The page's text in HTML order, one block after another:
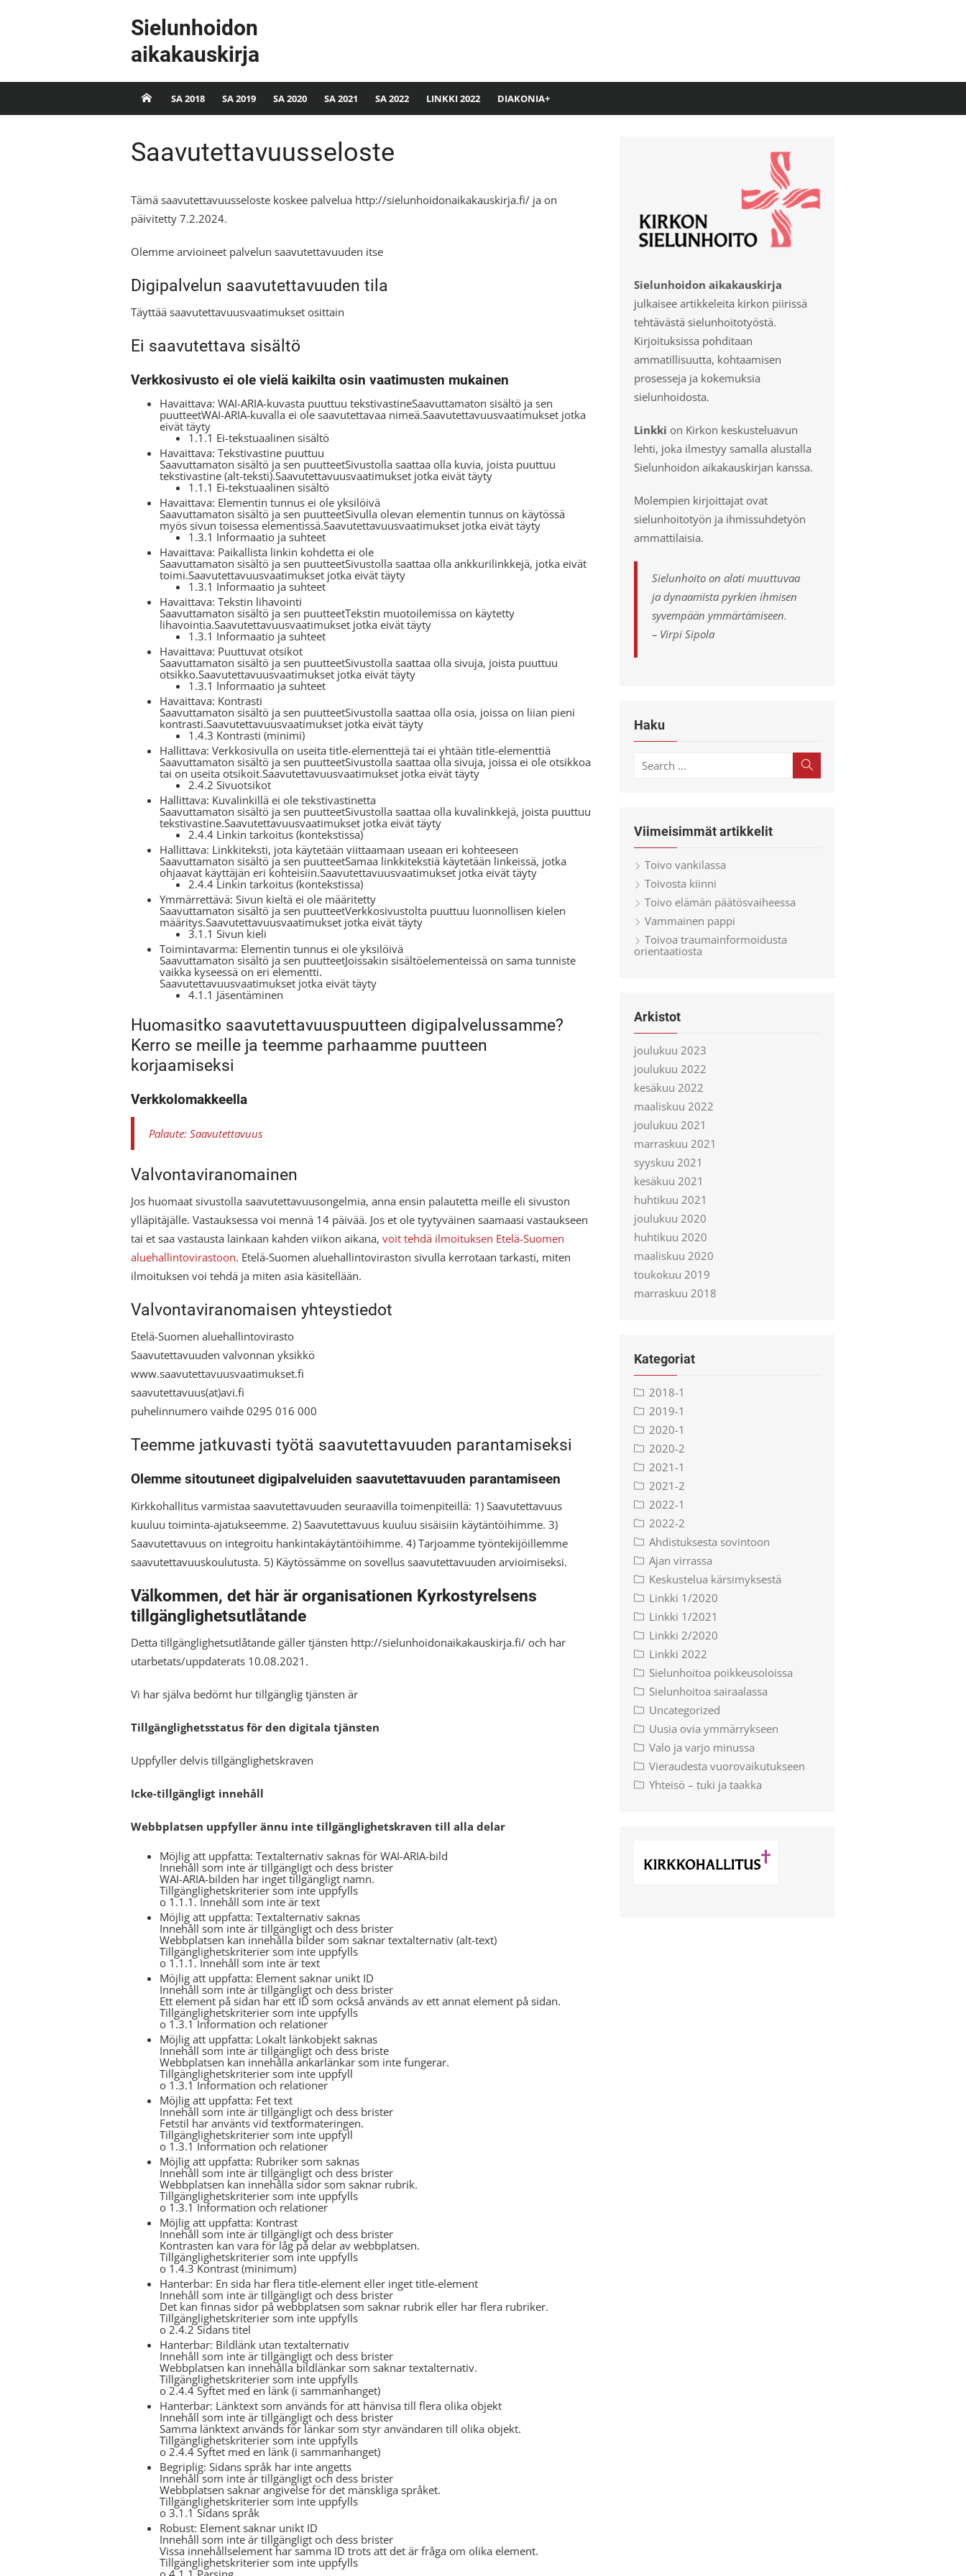
Sielunhoidon
aikakauskirja
SA 2018 SA 2019 SA 2020 SA 2021 SA 2022 LINKKI 2022 DIAKONIA+
Saavutettavuusseloste
Tämä saavutettavuusseloste koskee palvelua http://sielunhoidonaikakauskirja.fi/ ja on
päivitetty 7.2.2024.
Olemme arvioineet palvelun saavutettavuuden itse
Digipalvelun saavutettavuuden tila
Täyttää saavutettavuusvaatimukset osittain
Ei saavutettava sisältö
Verkkosivusto ei ole vielä kaikilta osin vaatimusten mukainen
Havaittava: WAI-ARIA-kuvasta puuttuu tekstivastineSaavuttamaton sisältö ja sen
puutteetWAI-ARIA-kuvalla ei ole saavutettavaa nimeä.Saavutettavuusvaatimukset jotka
eivät täyty
1.1.1 Ei-tekstuaalinen sisältö
Havaittava: Tekstivastine puuttuu
Saavuttamaton sisältö ja sen puutteetSivustolla saattaa olla kuvia, joista puuttuu
tekstivastine (alt-teksti).Saavutettavuusvaatimukset jotka eivät täyty
1.1.1 Ei-tekstuaalinen sisältö
Havaittava: Elementin tunnus ei ole yksilöivä
Saavuttamaton sisältö ja sen puutteetSivulla olevan elementin tunnus on käytössä
myös sivun toisessa elementissä.Saavutettavuusvaatimukset jotka eivät täyty
1.3.1 Informaatio ja suhteet
Havaittava: Paikallista linkin kohdetta ei ole
Saavuttamaton sisältö ja sen puutteetSivustolla saattaa olla ankkurilinkkejä, jotka eivät
toimi.Saavutettavuusvaatimukset jotka eivät täyty
1.3.1 Informaatio ja suhteet
Havaittava: Tekstin lihavointi
Saavuttamaton sisältö ja sen puutteetTekstin muotoilemissa on käytetty
lihavointia.Saavutettavuusvaatimukset jotka eivät täyty
1.3.1 Informaatio ja suhteet
Havaittava: Puuttuvat otsikot
Saavuttamaton sisältö ja sen puutteetSivustolla saattaa olla sivuja, joista puuttuu
otsikko.Saavutettavuusvaatimukset jotka eivät täyty
1.3.1 Informaatio ja suhteet
Havaittava: Kontrasti
Saavuttamaton sisältö ja sen puutteetSivustolla saattaa olla osia, joissa on liian pieni
kontrasti.Saavutettavuusvaatimukset jotka eivät täyty
1.4.3 Kontrasti (minimi)
Hallittava: Verkkosivulla on useita title-elementtejä tai ei yhtään title-elementtiä
Saavuttamaton sisältö ja sen puutteetSivustolla saattaa olla sivuja, joissa ei ole otsikkoa
tai on useita otsikoit.Saavutettavuusvaatimukset jotka eivät täyty
2.4.2 Sivuotsikot
Hallittava: Kuvalinkillä ei ole tekstivastinetta
Saavuttamaton sisältö ja sen puutteetSivustolla saattaa olla kuvalinkkejä, joista puuttuu
tekstivastine.Saavutettavuusvaatimukset jotka eivät täyty
2.4.4 Linkin tarkoitus (kontekstissa)
Hallittava: Linkkiteksti, jota käytetään viittaamaan useaan eri kohteeseen
Saavuttamaton sisältö ja sen puutteetSamaa linkkitekstiä käytetään linkeissä, jotka
ohjaavat käyttäjän eri kohteisiin.Saavutettavuusvaatimukset jotka eivät täyty
2.4.4 Linkin tarkoitus (kontekstissa)
Ymmärrettävä: Sivun kieltä ei ole määritetty
Saavuttamaton sisältö ja sen puutteetVerkkosivustolta puuttuu luonnollisen kielen
määritys.Saavutettavuusvaatimukset jotka eivät täyty
3.1.1 Sivun kieli
Toimintavarma: Elementin tunnus ei ole yksilöivä
Saavuttamaton sisältö ja sen puutteetJoissakin sisältöelementeissä on sama tunniste
vaikka kyseessä on eri elementti.
Saavutettavuusvaatimukset jotka eivät täyty
4.1.1 Jäsentäminen
Huomasitko saavutettavuuspuutteen digipalvelussamme?
Kerro se meille ja teemme parhaamme puutteen
korjaamiseksi
Verkkolomakkeella
Palaute: Saavutettavuus
Valvontaviranomainen
Jos huomaat sivustolla saavutettavuusongelmia, anna ensin palautetta meille eli sivuston
ylläpitäjälle. Vastauksessa voi mennä 14 päivää. Jos et ole tyytyväinen saamaasi vastaukseen
tai et saa vastausta lainkaan kahden viikon aikana, voit tehdä ilmoituksen Etelä-Suomen
aluehallintovirastoon. Etelä-Suomen aluehallintoviraston sivulla kerrotaan tarkasti, miten
ilmoituksen voi tehdä ja miten asia käsitellään.
Valvontaviranomaisen yhteystiedot
Etelä-Suomen aluehallintovirasto
Saavutettavuuden valvonnan yksikkö
www.saavutettavuusvaatimukset.fi
saavutettavuus(at)avi.fi
puhelinnumero vaihde 0295 016 000
Teemme jatkuvasti työtä saavutettavuuden parantamiseksi
Olemme sitoutuneet digipalveluiden saavutettavuuden parantamiseen
Kirkkohallitus varmistaa saavutettavuuden seuraavilla toimenpiteillä: 1) Saavutettavuus
kuuluu toiminta-ajatukseemme. 2) Saavutettavuus kuuluu sisäisiin käytäntöihimme. 3)
Saavutettavuus on integroitu hankintakäytäntöihimme. 4) Tarjoamme työntekijöillemme
saavutettavuuskoulutusta. 5) Käytössämme on sovellus saavutettavuuden arvioimiseksi.
Välkommen, det här är organisationen Kyrkostyrelsens
tillgänglighetsutlåtande
Detta tillgänglighetsutlåtande gäller tjänsten http://sielunhoidonaikakauskirja.fi/ och har
utarbetats/uppdaterats 10.08.2021.
Vi har själva bedömt hur tillgänglig tjänsten är
Tillgänglighetsstatus för den digitala tjänsten
Uppfyller delvis tillgänglighetskraven
Icke-tillgängligt innehåll
Webbplatsen uppfyller ännu inte tillgänglighetskraven till alla delar
Möjlig att uppfatta: Textalternativ saknas för WAI-ARIA-bild
Innehåll som inte är tillgängligt och dess brister
WAI-ARIA-bilden har inget tillgängligt namn.
Tillgänglighetskriterier som inte uppfylls
o 1.1.1. Innehåll som inte är text
Möjlig att uppfatta: Textalternativ saknas
Innehåll som inte är tillgängligt och dess brister
Webbplatsen kan innehålla bilder som saknar textalternativ (alt-text)
Tillgänglighetskriterier som inte uppfylls
o 1.1.1. Innehåll som inte är text
Möjlig att uppfatta: Element saknar unikt ID
Innehåll som inte är tillgängligt och dess brister
Ett element på sidan har ett ID som också används av ett annat element på sidan.
Tillgänglighetskriterier som inte uppfylls
o 1.3.1 Information och relationer
Möjlig att uppfatta: Lokalt länkobjekt saknas
Innehåll som inte är tillgängligt och dess briste
Webbplatsen kan innehålla ankarlänkar som inte fungerar.
Tillgänglighetskriterier som inte uppfyll
o 1.3.1 Information och relationer
Möjlig att uppfatta: Fet text
Innehåll som inte är tillgängligt och dess brister
Fetstil har använts vid textformateringen.
Tillgänglighetskriterier som inte uppfyll
o 1.3.1 Information och relationer
Möjlig att uppfatta: Rubriker som saknas
Innehåll som inte är tillgängligt och dess brister
Webbplatsen kan innehålla sidor som saknar rubrik.
Tillgänglighetskriterier som inte uppfylls
o 1.3.1 Information och relationer
Möjlig att uppfatta: Kontrast
Innehåll som inte är tillgängligt och dess brister
Kontrasten kan vara för låg på delar av webbplatsen.
Tillgänglighetskriterier som inte uppfylls
o 1.4.3 Kontrast (minimum)
Hanterbar: En sida har flera title-element eller inget title-element
Innehåll som inte är tillgängligt och dess brister
Det kan finnas sidor på webbplatsen som saknar rubrik eller har flera rubriker.
Tillgänglighetskriterier som inte uppfylls
o 2.4.2 Sidans titel
Hanterbar: Bildlänk utan textalternativ
Innehåll som inte är tillgängligt och dess brister
Webbplatsen kan innehålla bildlänkar som saknar textalternativ.
Tillgänglighetskriterier som inte uppfylls
o 2.4.4 Syftet med en länk (i sammanhanget)
Hanterbar: Länktext som används för att hänvisa till flera olika objekt
Innehåll som inte är tillgängligt och dess brister
Samma länktext används för länkar som styr användaren till olika objekt.
Tillgänglighetskriterier som inte uppfylls
o 2.4.4 Syftet med en länk (i sammanhanget)
Begriplig: Sidans språk har inte angetts
Innehåll som inte är tillgängligt och dess brister
Webbplatsen saknar angivelse för det mänskliga språket.
Tillgänglighetskriterier som inte uppfylls
o 3.1.1 Sidans språk
Robust: Element saknar unikt ID
Innehåll som inte är tillgängligt och dess brister
Vissa innehållselement har samma ID trots att det är fråga om olika element.
Tillgänglighetskriterier som inte uppfylls
Sielunhoidon aikakauskirja
julkaisee artikkeleita kirkon piirissä
tehtävästä sielunhoitotyöstä.
Kirjoituksissa pohditaan
ammatillisuutta, kohtaamisen
prosesseja ja kokemuksia
sielunhoidosta.
Linkki on Kirkon keskusteluavun
lehti, joka ilmestyy samalla alustalla
Sielunhoidon aikakauskirjan kanssa.
Molempien kirjoittajat ovat
sielunhoitotyön ja ihmissuhdetyön
ammattilaisia.
Sielunhoito on alati muuttuvaa
ja dynaamista pyrkien ihmisen
syvempään ymmärtämiseen.
– Virpi Sipola
Haku
Search
Viimeisimmät artikkelit
Toivo vankilassa
Toivosta kiinni
Toivo elämän päätösvaiheessa
Vammainen pappi
Toivoa traumainformoidusta
orientaatiosta
Arkistot
joulukuu 2023
joulukuu 2022
kesäkuu 2022
maaliskuu 2022
joulukuu 2021
marraskuu 2021
syyskuu 2021
kesäkuu 2021
huhtikuu 2021
joulukuu 2020
huhtikuu 2020
maaliskuu 2020
toukokuu 2019
marraskuu 2018
Kategoriat
2018-1
2019-1
2020-1
2020-2
2021-1
2021-2
2022-1
2022-2
Ahdistuksesta sovintoon
Ajan virrassa
Keskustelua kärsimyksestä
Linkki 1/2020
Linkki 1/2021
Linkki 2/2020
Linkki 2022
Sielunhoitoa poikkeusoloissa
Sielunhoitoa sairaalassa
Uncategorized
Uusia ovia ymmärrykseen
Valo ja varjo minussa
Vieraudesta vuorovaikutukseen
Yhteisö – tuki ja taakka